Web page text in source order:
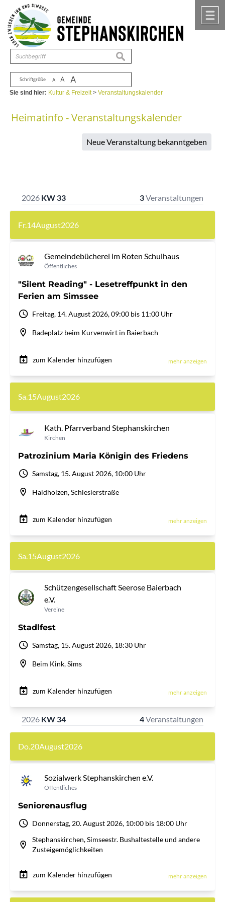
Zum Inhalt ,zur Navigation
Schriftgröße A A A
suchen
Sie sind hier: Kultur & Freizeit>Veranstaltungskalender
Heimatinfo - Veranstaltungskalender